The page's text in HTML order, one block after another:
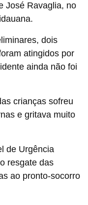
José Ravaglia, no
dois
atingidos por
ainda não foi
crianças sofreu
e gritava muito
de Urgência
resgate das
ao pronto-socorro